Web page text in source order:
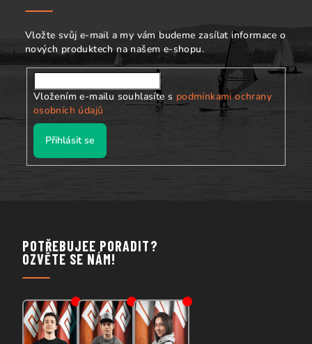
Vložte svůj e-mail a my vám budeme zasílat informace o
nových produktech na našem e-shopu.
Vložením e-mailu souhlasíte s podmínkami ochrany
osobních údajů
Přihlásit se
POTŘEBUJEE PORADIT?
OZVĚTE SE NÁM!